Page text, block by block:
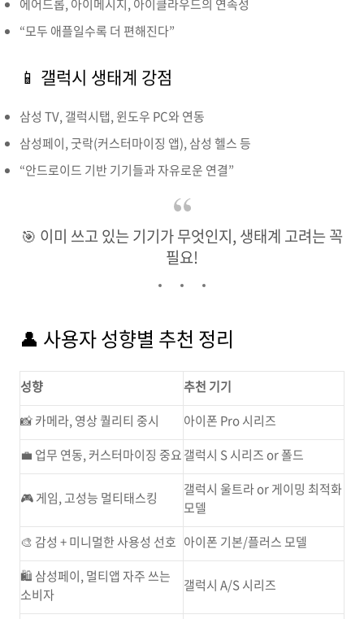
에어드롭, 아이메시지, 아이클라우드의 연속성
“모두 애플일수록 더 편해진다”
📱 갤럭시 생태계 강점
삼성 TV, 갤럭시탭, 윈도우 PC와 연동
삼성페이, 굿락(커스터마이징 앱), 삼성 헬스 등
“안드로이드 기반 기기들과 자유로운 연결”
🎯 이미 쓰고 있는 기기가 무엇인지, 생태계 고려는 꼭
필요!
👤 사용자 성향별 추천 정리
성향
추천 기기
📸 카메라, 영상 퀄리티 중시
아이폰 Pro 시리즈
💼 업무 연동, 커스터마이징 중요갤럭시 S 시리즈 or 폴드
🎮 게임, 고성능 멀티태스킹
갤럭시 울트라 or 게이밍 최적화
모델
🎨 감성 + 미니멀한 사용성 선호 아이폰 기본/플러스 모델
🛍 삼성페이, 멀티앱 자주 쓰는
소비자
갤럭시 A/S 시리즈